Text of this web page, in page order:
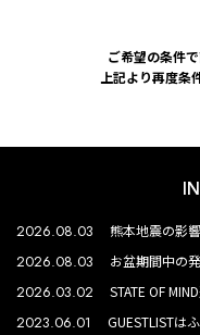
ご希望の条件
上記より再度条
2026.08.03 熊本地震の影
2026.08.03 お盆期間中の
2026.03.02 STATE OF
2023.06.01 GUESTLISTは